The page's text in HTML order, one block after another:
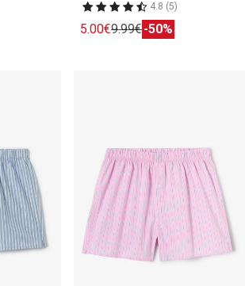
4.8 (5)
5.00€9.99€-50%